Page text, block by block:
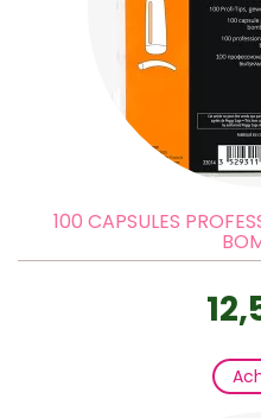
100 CAPSULES